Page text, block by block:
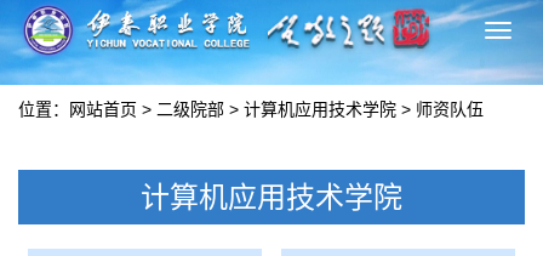
切
换
位置： 网站首页 > 二级院部 > 计算机应用技术学院 > 师资队伍
计算机应用技术学院